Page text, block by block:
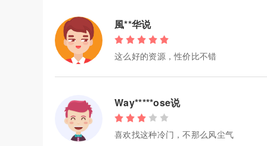
風**华说
这么好的资源，性价比不错
Way*****ose说
喜欢找这种冷门，不那么风尘气